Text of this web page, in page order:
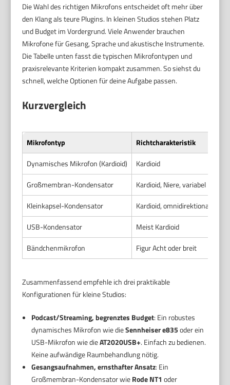
Die Wahl des richtigen Mikrofons entscheidet oft mehr über
den Klang als teure Plugins. In kleinen Studios stehen Platz
und Budget im Vordergrund. Viele Anwender brauchen
Mikrofone für Gesang, Sprache und akustische Instrumente.
Die Tabelle unten fasst die typischen Mikrofontypen und
praxisrelevante Kriterien kompakt zusammen. So siehst du
schnell, welche Optionen für deine Aufgabe passen.
Kurzvergleich
Mikrofontyp Richtcharakteristik
Dynamisches Mikrofon (Kardioid)
Kardioid
Großmembran-Kondensator
Kardioid, Niere, variabel
Kleinkapsel-Kondensator
Kardioid, omnidirektional
USB-Kondensator
Meist Kardioid
Bändchenmikrofon
Figur Acht oder breit
Zusammenfassend empfehle ich drei praktikable
Konfigurationen für kleine Studios:
Podcast/Streaming, begrenztes Budget: Ein robustes
dynamisches Mikrofon wie dieSennheiser e835oder ein
USB-Mikrofon wie dieAT2020USB+. Einfach zu bedienen.
Keine aufwändige Raumbehandlung nötig.
Gesangsaufnahmen, ernsthafter Ansatz: Ein
Großmembran-Kondensator wieRode NT1 oder